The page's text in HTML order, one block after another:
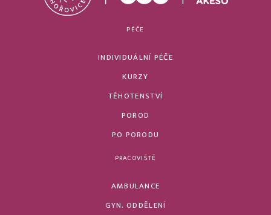
PÉČE
INDIVIDUÁLNÍ PÉČE
KURZY
TĚHOTENSTVÍ
POROD
PO PORODU
PRACOVIŠTĚ
AMBULANCE
GYN. ODDĚLENÍ